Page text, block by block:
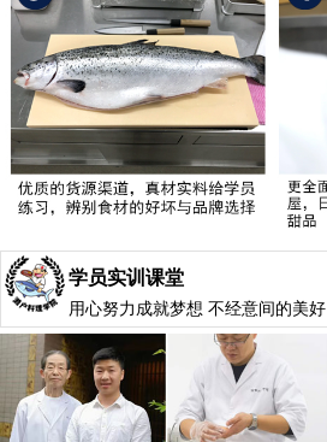
学员实训课堂
用心努力成就梦想 不经意间的美好